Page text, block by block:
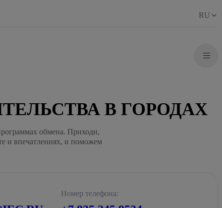
RU
В ГОРОДАХ
обмена. Приходи,
и впечатлениях, и поможем
Номер телефона: